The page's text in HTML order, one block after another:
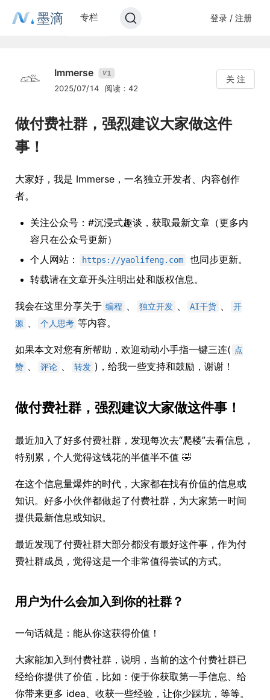
墨滴 专栏 登录 / 注册
Immerse V1
2025/07/14 阅读：42
关 注
做付费社群，强烈建议大家做这件
事！
大家好，我是 Immerse，一名独立开发者、内容创作
者。
关注公众号：#沉浸式趣谈，获取最新文章（更多内
容只在公众号更新）
个人网站：
https://yaolifeng.com
也同步更新。
转载请在文章开头注明出处和版权信息。
我会在这里分享关于 编程 、 独立开发 、 AI干货 、
开
源 、 个人思考 等内容。
如果本文对您有所帮助，欢迎动动小手指一键三连( 点
赞 、 评论 、 转发 )，给我一些支持和鼓励，谢谢！
做付费社群，强烈建议大家做这件事！
最近加入了好多付费社群，发现每次去“爬楼”去看信息，
特别累，个人觉得这钱花的半值半不值 🤣
在这个信息量爆炸的时代，大家都在找有价值的信息或
知识。好多小伙伴都做起了付费社群，为大家第一时间
提供最新信息或知识。
最近发现了付费社群大部分都没有最好这件事，作为付
费社群成员，觉得这是一个非常值得尝试的方式。
用户为什么会加入到你的社群？
一句话就是：能从你这获得价值！
大家能加入到付费社群，说明，当前的这个付费社群已
经给你提供了价值，比如：便于你获取第一手信息、给
你带来更多 idea、收获一些经验，让你少踩坑，等等。